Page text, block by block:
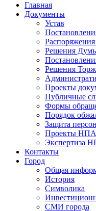
Главная
Документы
Устав
Решения
Решения
Проекты
Публичные
Формы
Порядок
Защита
Проекты НПА,
Экспертиза
Контакты
Город
Общая
История
Символика
СМИ города